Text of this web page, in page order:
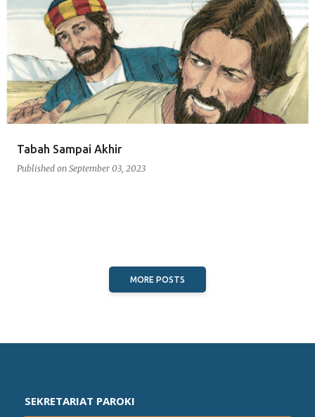
Tabah Sampai Akhir
Published on September 03, 2023
MORE POSTS
SEKRETARIAT PAROKI